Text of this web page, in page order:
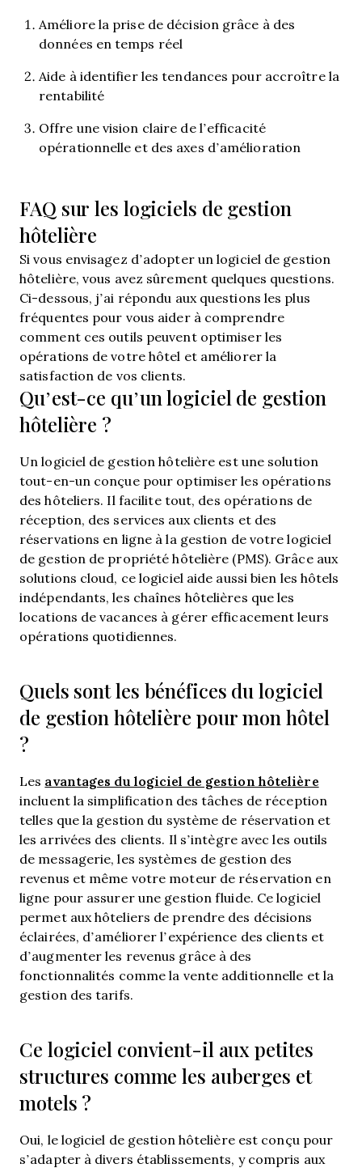
Améliore la prise de décision grâce à des
données en temps réel
Aide à identifier les tendances pour accroître la
rentabilité
Offre une vision claire de l’efficacité
opérationnelle et des axes d’amélioration
FAQ sur les logiciels de gestion
hôtelière
Si vous envisagez d’adopter un logiciel de gestion
hôtelière, vous avez sûrement quelques questions.
Ci-dessous, j’ai répondu aux questions les plus
fréquentes pour vous aider à comprendre
comment ces outils peuvent optimiser les
opérations de votre hôtel et améliorer la
satisfaction de vos clients.
Qu’est-ce qu’un logiciel de gestion
hôtelière ?
Un logiciel de gestion hôtelière est une solution
tout-en-un conçue pour optimiser les opérations
des hôteliers. Il facilite tout, des opérations de
réception, des services aux clients et des
réservations en ligne à la gestion de votre logiciel
de gestion de propriété hôtelière (PMS). Grâce aux
solutions cloud, ce logiciel aide aussi bien les hôtels
indépendants, les chaînes hôtelières que les
locations de vacances à gérer efficacement leurs
opérations quotidiennes.
Quels sont les bénéfices du logiciel
de gestion hôtelière pour mon hôtel
?
Les avantages du logiciel de gestion hôtelière
incluent la simplification des tâches de réception
telles que la gestion du système de réservation et
les arrivées des clients. Il s’intègre avec les outils
de messagerie, les systèmes de gestion des
revenus et même votre moteur de réservation en
ligne pour assurer une gestion fluide. Ce logiciel
permet aux hôteliers de prendre des décisions
éclairées, d’améliorer l’expérience des clients et
d’augmenter les revenus grâce à des
fonctionnalités comme la vente additionnelle et la
gestion des tarifs.
Ce logiciel convient-il aux petites
structures comme les auberges et
motels ?
Oui, le logiciel de gestion hôtelière est conçu pour
s’adapter à divers établissements, y compris aux